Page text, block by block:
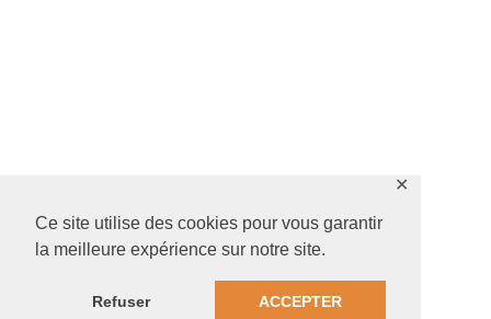
Ce site utilise des cookies pour vous garantir
la meilleure expérience sur notre site.
Refuser ACCEPTER
✕